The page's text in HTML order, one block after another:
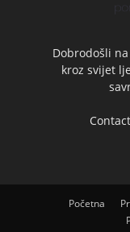
Dobrodošli
kroz svijet
Početna